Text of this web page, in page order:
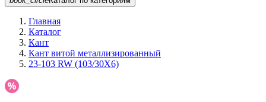
Главная
Каталог
Кант
Кант витой металлизированный
23-103 RW (103/30X6)